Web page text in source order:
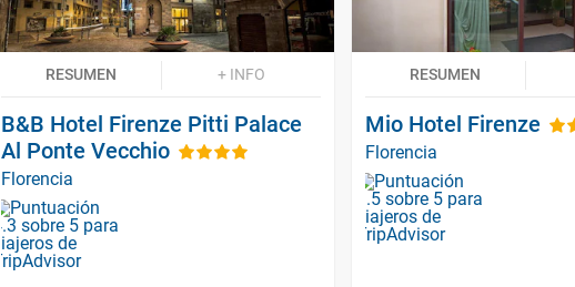
RESUMEN + INFO
B&B Hotel Firenze Pitti Palace
Al Ponte Vecchio
Florencia
RESUMEN
Mio Hotel Firenze
Florencia